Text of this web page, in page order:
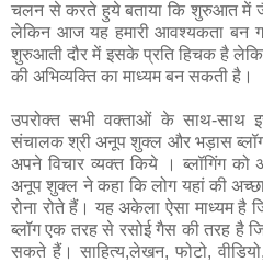
चलन से करते हुये बताया कि शुरुआत में
लेकिन आज यह हमारी आवश्यकता बन
शुरुआती दौर में इसके प्रति हिचक है
की अभिव्यक्ति का माध्यम बन सकती है।
उपरोक्तसभीवक्ताओंके साथ-साथ
संचालक श्री अनूप शुक्ल और भड़ास ब्लॉग
अपने विचार व्यक्त किये । ब्लॉगिंग को
अनूप शुक्ल ने कहा कि लोग यहां की
रोना रोते हैं। यह अकेला ऐसा माध्यम है
ब्लॉग एक तरह से रसोई गैस की तरह है
सकते हैं। साहित्य,लेखन, फोटो,